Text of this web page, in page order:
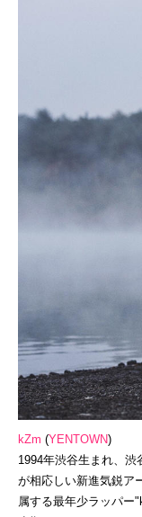
kZm (YENTOWN)
1994年渋谷生まれ、
が相応しい新進気鋭ア
属する最年少ラッパー